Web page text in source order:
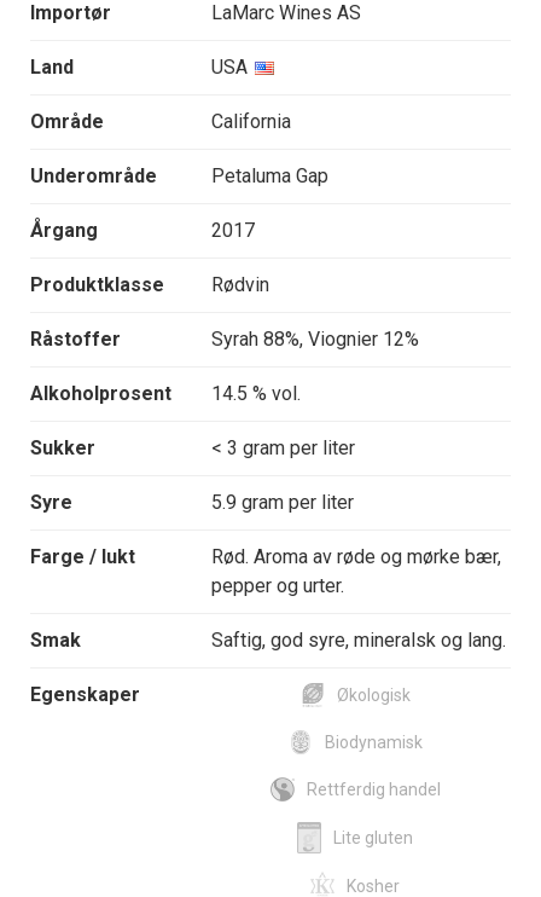
Importør LaMarc Wines AS
Land USA
Område California
Underområde Petaluma Gap
Årgang 2017
Produktklasse Rødvin
Råstoffer Syrah 88%, Viognier 12%
Alkoholprosent 14.5 % vol.
Sukker < 3 gram per liter
Syre 5.9 gram per liter
Farge / lukt
Rød. Aroma av røde og mørke bær,
pepper og urter.
Smak Saftig, god syre, mineralsk og lang.
Egenskaper Økologisk
Biodynamisk
Rettferdig handel
Lite gluten
Kosher